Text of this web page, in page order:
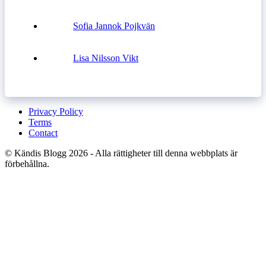
Sofia Jannok Pojkvän
Lisa Nilsson Vikt
Privacy Policy
Terms
Contact
© Kändis Blogg 2026 - Alla rättigheter till denna webbplats är
förbehållna.